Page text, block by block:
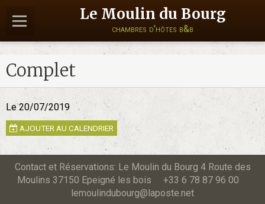
Le Moulin du Bourg
chambres d'hôtes b&b
Complet
Le 20/07/2019
AJOUTER AU CALENDRIER
Contact et Réservations: Le Moulin du Bourg 4 Route des
Moulins 37150 Epeigné les bois +33 6 78 87 96 00
lemoulindubourg@laposte.net